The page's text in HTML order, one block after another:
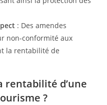
: Des amendes
non-conformité aux
la rentabilité de
rentabilité d’une
?